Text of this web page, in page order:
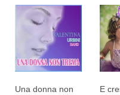
Una donna non
E